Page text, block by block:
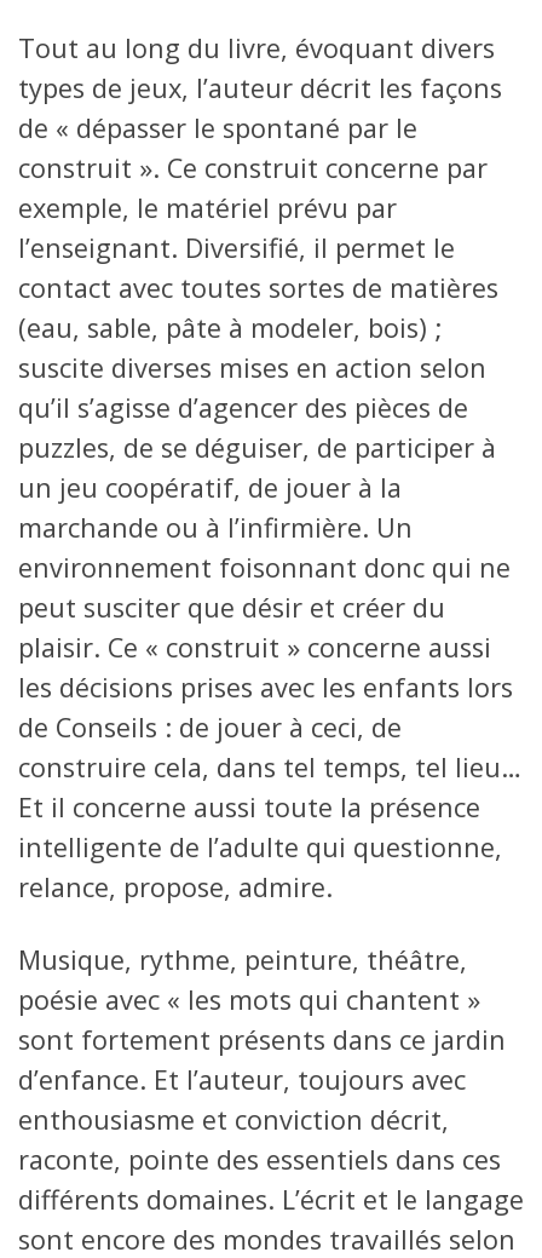
Tout au long du livre, évoquant divers
types de jeux, l’auteur décrit les façons
de « dépasser le spontané par le
construit ». Ce construit concerne par
exemple, le matériel prévu par
l’enseignant. Diversifié, il permet le
contact avec toutes sortes de matières
(eau, sable, pâte à modeler, bois) ;
suscite diverses mises en action selon
qu’il s’agisse d’agencer des pièces de
puzzles, de se déguiser, de participer à
un jeu coopératif, de jouer à la
marchande ou à l’infirmière. Un
environnement foisonnant donc qui ne
peut susciter que désir et créer du
plaisir. Ce « construit » concerne aussi
les décisions prises avec les enfants lors
de Conseils : de jouer à ceci, de
construire cela, dans tel temps, tel lieu…
Et il concerne aussi toute la présence
intelligente de l’adulte qui questionne,
relance, propose, admire.
Musique, rythme, peinture, théâtre,
poésie avec « les mots qui chantent »
sont fortement présents dans ce jardin
d’enfance. Et l’auteur, toujours avec
enthousiasme et conviction décrit,
raconte, pointe des essentiels dans ces
différents domaines. L’écrit et le langage
sont encore des mondes travaillés selon